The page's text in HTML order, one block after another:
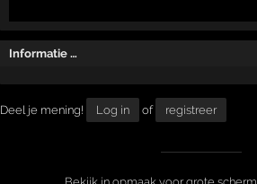
Informatie …
Deel je mening! Log in of registreer